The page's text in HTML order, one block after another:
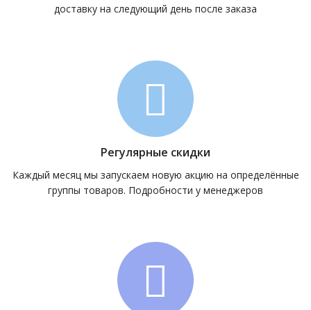
доставку на следующий день после заказа
Регулярные скидки
Каждый месяц мы запускаем новую акцию на определённые
группы товаров. Подробности у менеджеров